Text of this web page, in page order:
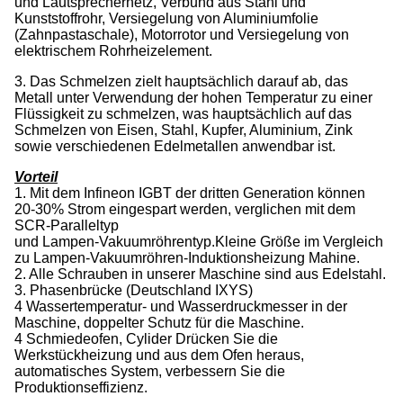
Kunststoffrohr, Versiegelung von Aluminiumfolie
(Zahnpastaschale), Motorrotor und Versiegelung von
elektrischem Rohrheizelement.
3. Das Schmelzen zielt hauptsächlich darauf ab, das
Metall unter Verwendung der hohen Temperatur zu einer
Flüssigkeit zu schmelzen, was hauptsächlich auf das
Schmelzen von Eisen, Stahl, Kupfer, Aluminium, Zink
sowie verschiedenen Edelmetallen anwendbar ist.
Vorteil
1. Mit dem Infineon IGBT der dritten Generation können
20-30% Strom eingespart werden, verglichen mit dem
SCR-Paralleltyp
und Lampen-Vakuumröhrentyp.Kleine Größe im Vergleich
zu Lampen-Vakuumröhren-Induktionsheizung Mahine.
2. Alle Schrauben in unserer Maschine sind aus Edelstahl.
3. Phasenbrücke (Deutschland IXYS)
4 Wassertemperatur- und Wasserdruckmesser in der
Maschine, doppelter Schutz für die Maschine.
4 Schmiedeofen, Cylider Drücken Sie die
Werkstückheizung und aus dem Ofen heraus,
automatisches System, verbessern Sie die
Produktionseffizienz.